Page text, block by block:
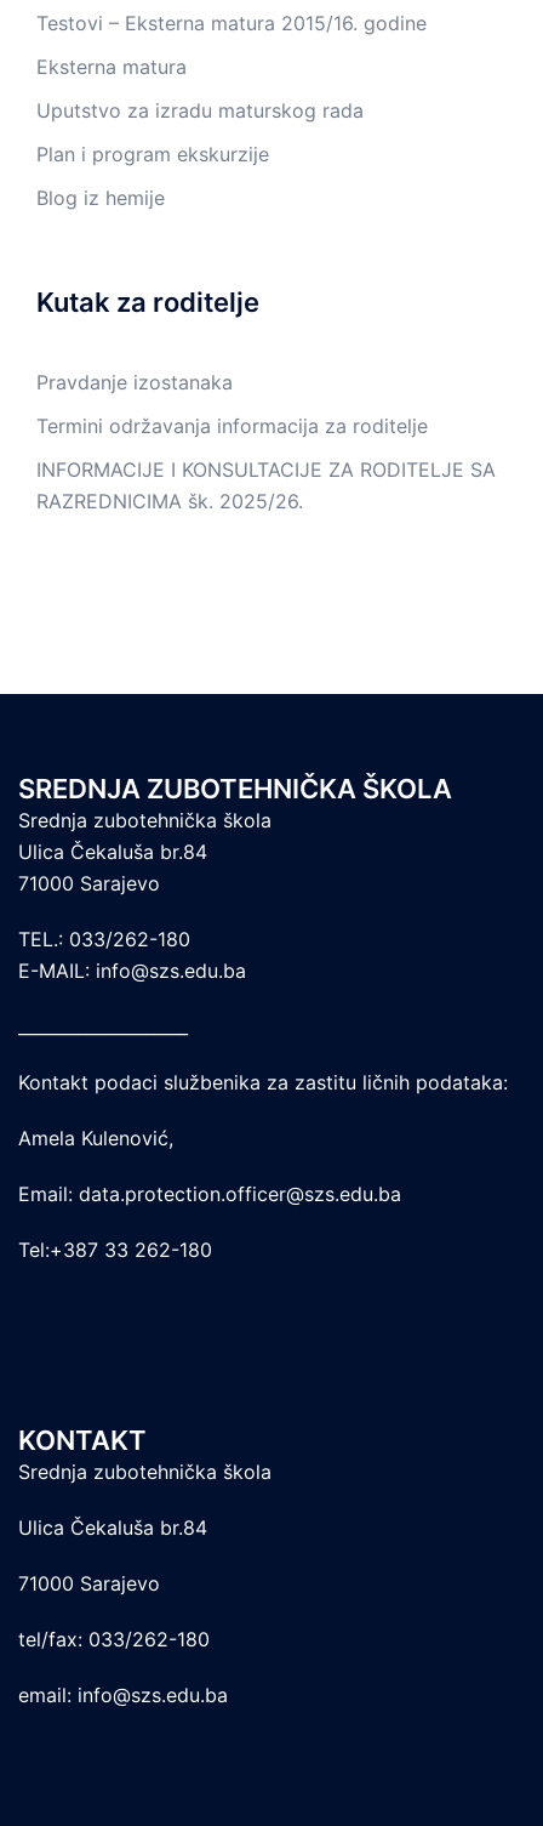
Testovi – Eksterna matura 2015/16. godine
Eksterna matura
Uputstvo za izradu maturskog rada
Plan i program ekskurzije
Blog iz hemije
Kutak za roditelje
Pravdanje izostanaka
Termini održavanja informacija za roditelje
INFORMACIJE I KONSULTACIJE ZA RODITELJE SA
RAZREDNICIMA šk. 2025/26.
SREDNJA ZUBOTEHNIČKA ŠKOLA
Srednja zubotehnička škola
Ulica Čekaluša br.84
71000 Sarajevo
TEL.: 033/262-180
E-MAIL: info@szs.edu.ba
Kontakt podaci službenika za zastitu ličnih podataka:
Amela Kulenović,
Email: data.protection.officer@szs.edu.ba
Tel:+387 33 262-180
KONTAKT
Srednja zubotehnička škola
Ulica Čekaluša br.84
71000 Sarajevo
tel/fax: 033/262-180
email: info@szs.edu.ba